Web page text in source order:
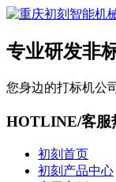
专业研发非
您身边的打标机公
HOTLINE/客服
初刻首页
初刻产品中心